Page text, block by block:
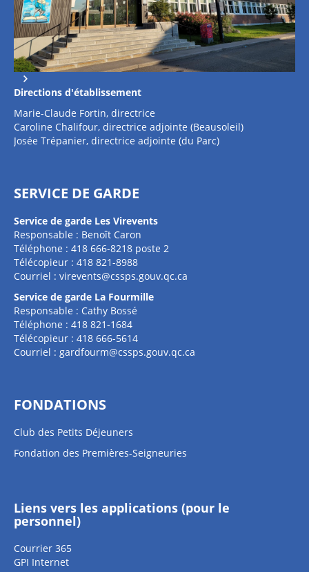
Directions d'établissement
Marie-Claude Fortin, directrice
Caroline Chalifour, directrice adjointe (Beausoleil)
Josée Trépanier, directrice adjointe (du Parc)
SERVICE DE GARDE
Service de garde Les Virevents
Responsable : Benoît Caron
Téléphone : 418 666-8218 poste 2
Télécopieur : 418 821-8988
Courriel : virevents@cssps.gouv.qc.ca
Service de garde La Fourmille
Responsable : Cathy Bossé
Téléphone : 418 821-1684
Télécopieur : 418 666-5614
Courriel : gardfourm@cssps.gouv.qc.ca
FONDATIONS
Club des Petits Déjeuners
Fondation des Premières-Seigneuries
Liens vers les applications (pour le
personnel)
Courrier 365
GPI Internet